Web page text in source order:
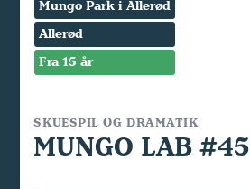
Mungo Park i Allerød
Allerød
Fra 15 år
SKUESPIL OG DRAMATIK
MUNGO LAB #45